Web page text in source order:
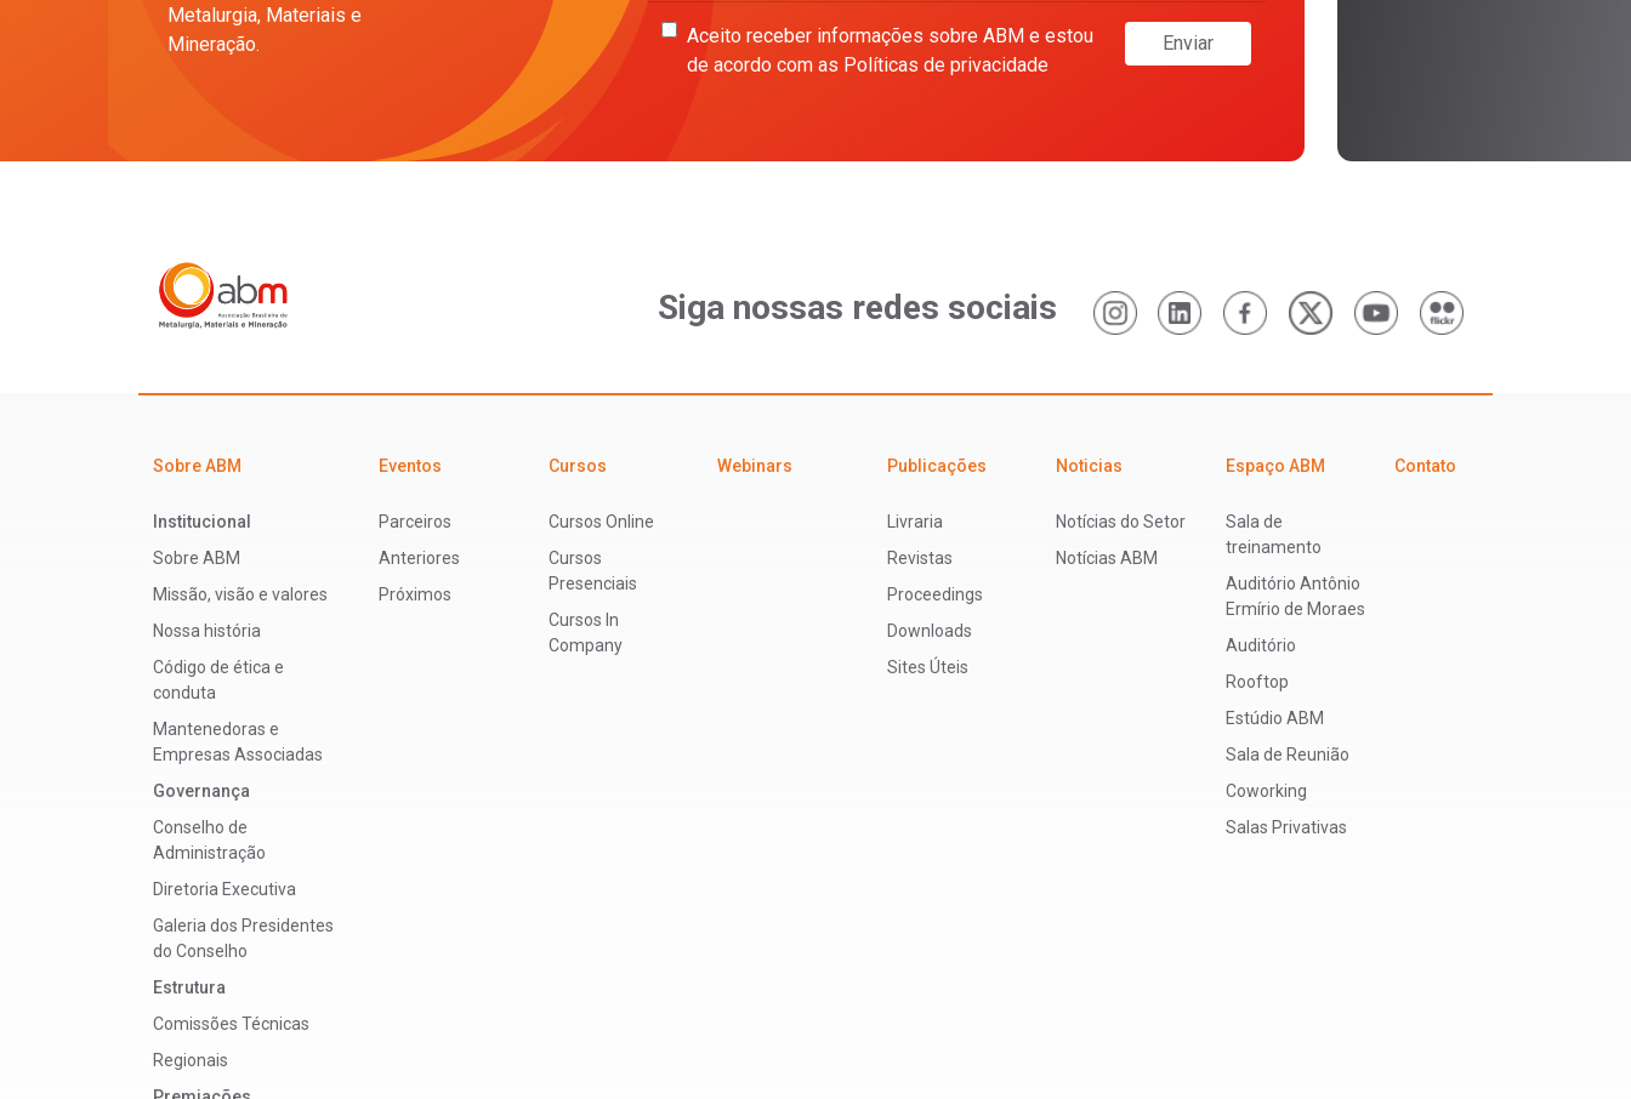
Metalurgia, Materiais e
Mineração.
Aceito receber informações sobre ABM e estou
de acordo com as Políticas de privacidade
Enviar
Siga nossas redes sociais
Sobre ABM
Institucional
Sobre ABM
Missão, visão e valores
Nossa história
Código de ética e
conduta
Mantenedoras e
Empresas Associadas
Governança
Conselho de
Administração
Diretoria Executiva
Galeria dos Presidentes
do Conselho
Estrutura
Comissões Técnicas
Regionais
Eventos
Parceiros
Anteriores
Próximos
Cursos
Cursos Online
Cursos
Presenciais
Cursos In
Company
Webinars Publicações
Livraria
Revistas
Proceedings
Downloads
Sites Úteis
Noticias
Notícias do Setor
Notícias ABM
Espaço ABM
Sala de
treinamento
Auditório Antônio
Ermírio de Moraes
Auditório
Rooftop
Estúdio ABM
Sala de Reunião
Coworking
Salas Privativas
Contato